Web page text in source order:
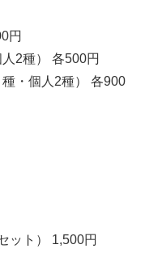
円
2種） 各500円
・個人2種） 各900
ット） 1,500円